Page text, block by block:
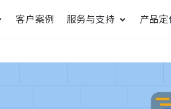
客户案例 服务与支持 产品定